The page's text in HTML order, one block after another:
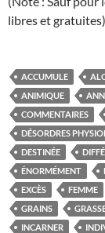
libres et gratuites)
ACCUMULE
ANIMIQUE
COMMENTAIRES
DÉSORDRES
DESTINÉE
ÉNORMÉMENT
EXCÈS
FEMME
GRAINS
INCARNER